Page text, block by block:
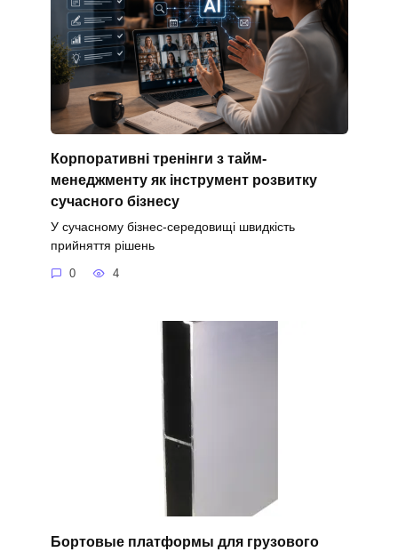
Корпоративні тренінги з тайм-
менеджменту як інструмент розвитку
сучасного бізнесу
У сучасному бізнес-середовищі швидкість
прийняття рішень
0 4
Бортовые платформы для грузового